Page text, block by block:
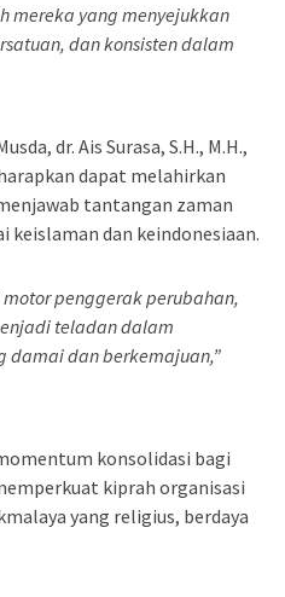
mereka yang menyejukkan
dan konsisten dalam
dr. Ais Surasa, S.H., M.H.,
dapat melahirkan
tantangan zaman
dan keindonesiaan.
penggerak perubahan,
teladan dalam
damai dan berkemajuan,”
konsolidasi bagi
kiprah organisasi
yang religius, berdaya